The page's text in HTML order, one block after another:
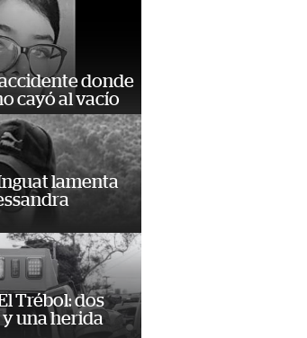
donde
cayó al vacío
lamenta
Trébol: dos
una herida